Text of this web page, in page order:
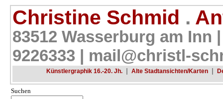
Christine Schmid .
83512 Wasserburg am Inn
9226333 | mail@christl-
Künstlergraphik 16.-20. Jh. | Alte Stadtansichten/Karten |
Suchen